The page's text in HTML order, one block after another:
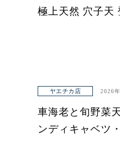
極上天然 穴子天
ヤエチカ店 2026
車海老と旬野菜
ンディキャベツ